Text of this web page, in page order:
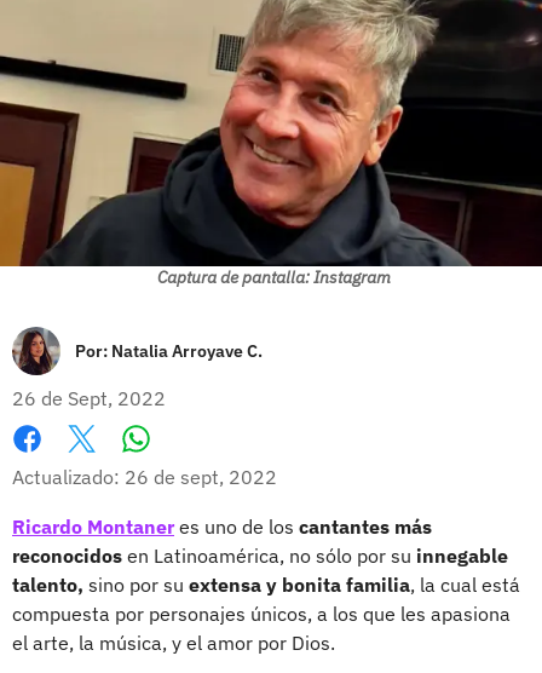
Captura de pantalla: Instagram
Por: Natalia Arroyave C.
26 de Sept, 2022
Facebook
X
Actualizado: 26 de sept, 2022
Ricardo Montaner es uno de los cantantes más
reconocidos en Latinoamérica, no sólo por su innegable
talento, sino por su extensa y bonita familia, la cual está
compuesta por personajes únicos, a los que les apasiona
el arte, la música, y el amor por Dios.